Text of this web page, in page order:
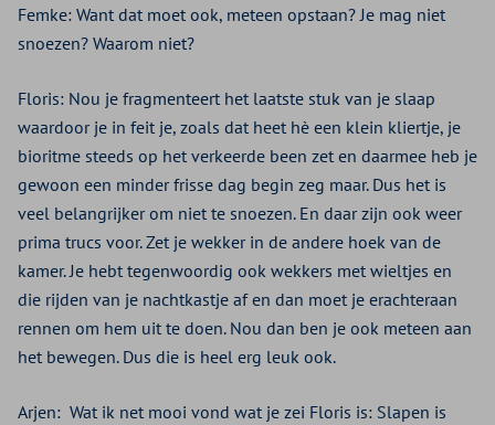
Femke: Want dat moet ook, meteen opstaan? Je mag niet
snoezen? Waarom niet?
Floris: Nou je fragmenteert het laatste stuk van je slaap
waardoor je in feit je, zoals dat heet hè een klein kliertje, je
bioritme steeds op het verkeerde been zet en daarmee heb je
gewoon een minder frisse dag begin zeg maar. Dus het is
veel belangrijker om niet te snoezen. En daar zijn ook weer
prima trucs voor. Zet je wekker in de andere hoek van de
kamer. Je hebt tegenwoordig ook wekkers met wieltjes en
die rijden van je nachtkastje af en dan moet je erachteraan
rennen om hem uit te doen. Nou dan ben je ook meteen aan
het bewegen. Dus die is heel erg leuk ook.
Arjen: Wat ik net mooi vond wat je zei Floris is: Slapen is